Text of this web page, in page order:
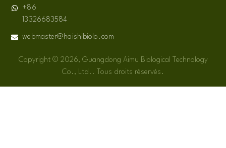
+86
13326683584
webmaster@haishibiolo.com
Copyright © 2026, Guangdong Aimu Biological Technology
Co., Ltd.. Tous droits réservés.